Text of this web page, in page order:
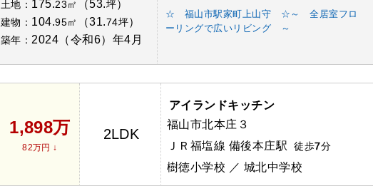
土地： 175.23㎡ （53.坪）
建物： 104.95㎡ （31.74坪）
築年： 2024（令和6）年4月
☆ 福山市駅家町上山守 ☆～ 全居室フロ
ーリングで広いリビング ～
1,898万
82万円 ↓
2LDK
アイランドキッチン
福山市北本庄３
ＪＲ福塩線 備後本庄駅 徒歩7分
樹徳小学校 ／ 城北中学校